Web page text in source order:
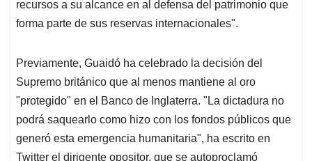
recursos a su alcance en al defensa del patrimonio que
forma parte de sus reservas internacionales".
Previamente, Guaidó ha celebrado la decisión del
Supremo británico que al menos mantiene al oro
"protegido" en el Banco de Inglaterra. "La dictadura no
podrá saquearlo como hizo con los fondos públicos que
generó esta emergencia humanitaria", ha escrito en
Twitter el dirigente opositor, que se autoproclamó